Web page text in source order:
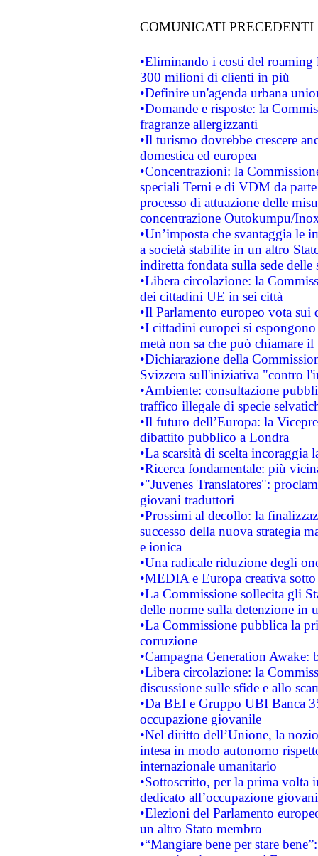
COMUNICATI PRECEDENTI
•Eliminando i costi del roaming
300 milioni di clienti in più
•Definire un'agenda urbana
•Domande e risposte: la
fragranze allergizzanti
•Il turismo dovrebbe crescere
domestica ed europea
•Concentrazioni: la
speciali Terni e di VDM da
processo di attuazione delle
concentrazione Outokumpu/
•Un’imposta che svantaggia le
a società stabilite in un altro
indiretta fondata sulla sede delle
•Libera circolazione: la
dei cittadini UE in sei città
•Il Parlamento europeo vota sui
•I cittadini europei si
metà non sa che può chiamare
•Dichiarazione della
Svizzera sull'iniziativa "contro
•Ambiente: consultazione
traffico illegale di specie
•Il futuro dell’Europa: la
dibattito pubblico a Londra
•La scarsità di scelta
•Ricerca fondamentale: più
•"Juvenes Translatores":
giovani traduttori
•Prossimi al decollo: la
successo della nuova strategia
e ionica
•Una radicale riduzione degli
•MEDIA e Europa creativa
•La Commissione sollecita gli
delle norme sulla detenzione in
•La Commissione pubblica la
corruzione
•Campagna Generation
•Libera circolazione: la
discussione sulle sfide e allo
•Da BEI e Gruppo UBI Banca
occupazione giovanile
•Nel diritto dell’Unione, la
intesa in modo autonomo
internazionale umanitario
•Sottoscritto, per la prima volta
dedicato all’occupazione
•Elezioni del Parlamento
un altro Stato membro
•“Mangiare bene per stare